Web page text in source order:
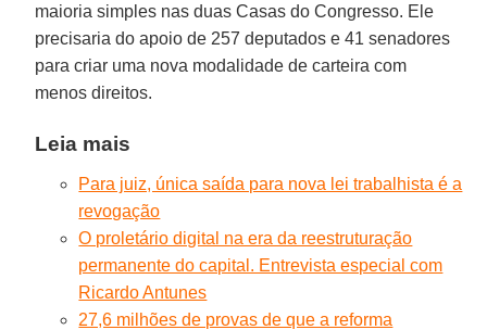
maioria simples nas duas Casas do Congresso. Ele
precisaria do apoio de 257 deputados e 41 senadores
para criar uma nova modalidade de carteira com
menos direitos.
Leia mais
Para juiz, única saída para nova lei trabalhista é a
revogação
O proletário digital na era da reestruturação
permanente do capital. Entrevista especial com
Ricardo Antunes
27,6 milhões de provas de que a reforma